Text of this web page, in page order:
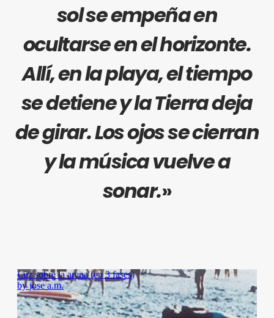
sol se empeña en
ocultarse en el horizonte.
Allí, en la playa, el tiempo
se detiene y la Tierra deja
de girar. Los ojos se cierran
y la música vuelve a
sonar.»